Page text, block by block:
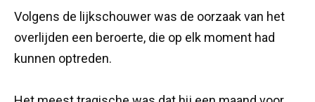
Volgens de lijkschouwer was de oorzaak van het
overlijden een beroerte, die op elk moment had
kunnen optreden.